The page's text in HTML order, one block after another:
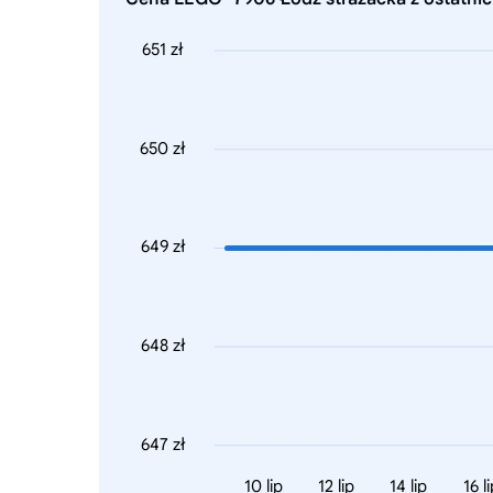
651 zł
650 zł
649 zł
648 zł
647 zł
16
14 lip
12 lip
10 lip